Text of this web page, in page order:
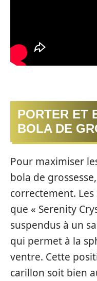
PORTER ET
BOLA DE
Pour maximiser
bola de
correctement.
que « Serenity
suspendus à un
qui permet à la
ventre. Cette
carillon soit bien